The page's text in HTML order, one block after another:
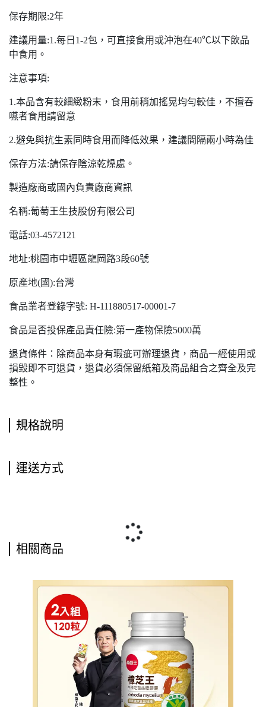
保存期限:2年
建議用量:1.每日1-2包，可直接食用或沖泡在40℃以下飲品
中食用。
注意事項:
1.本品含有較細緻粉末，食用前稍加搖晃均勻較佳，不擅吞
嚥者食用請留意
2.避免與抗生素同時食用而降低效果，建議間隔兩小時為佳
保存方法:請保存陰涼乾燥處。
製造廠商或國內負責廠商資訊
名稱:葡萄王生技股份有限公司
電話:03-4572121
地址:桃園市中壢區龍岡路3段60號
原產地(國):台灣
食品業者登錄字號: H-111880517-00001-7
食品是否投保產品責任險:第一產物保險5000萬
退貨條件：除商品本身有瑕疵可辦理退貨，商品一經使用或
損毀即不可退貨，退貨必須保留紙箱及商品組合之齊全及完
整性。
規格說明
運送方式
相關商品